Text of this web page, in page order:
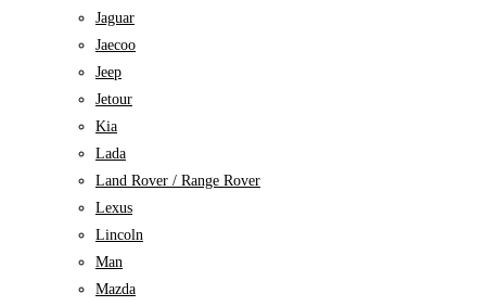
Jaguar
Jaecoo
Jeep
Jetour
Kia
Lada
Land Rover / Range Rover
Lexus
Lincoln
Man
Mazda